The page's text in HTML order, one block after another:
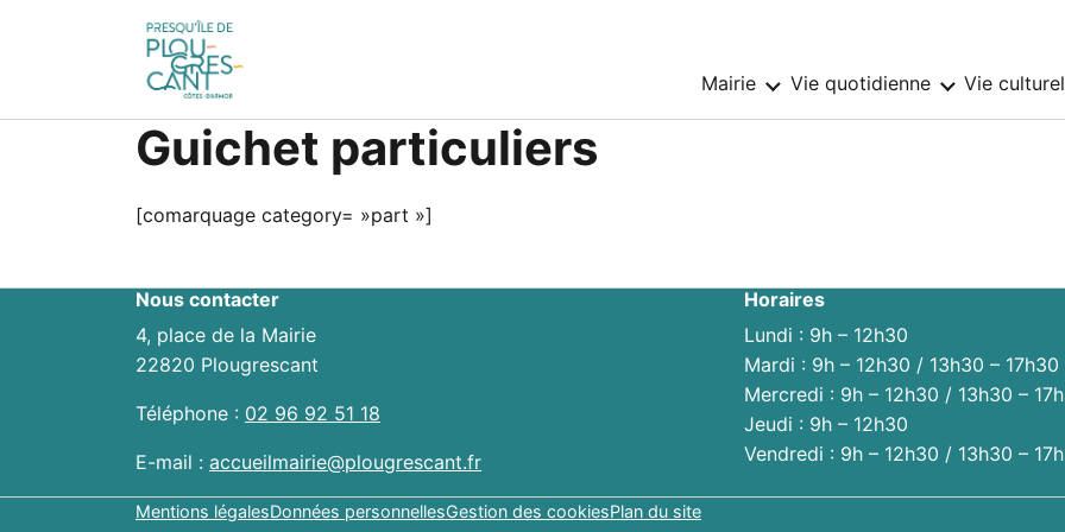
Mairie Sous-
:
Vie quotidienne Sous-
:
Vie
Guichet particuliers
[comarquage category= »part »]
Nous contacter
4, place de la Mairie
22820 Plougrescant
Téléphone : 02 96 92 51 18
E-mail : accueilmairie@plougrescant.fr
Horaires
Lundi : 9h – 12h30
Mardi : 9h – 12h30 / 13h30 – 17h30
Mercredi : 9h – 12h30 / 13h30 –
Jeudi : 9h – 12h30
Vendredi : 9h – 12h30 / 13h30 –
Mentions légalesDonnées personnellesGestion des cookiesPlan du site